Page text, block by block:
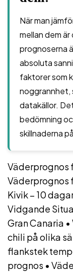
När man
mellan dem
prognoserna
absoluta
faktorer som
noggrannhet,
datakällor.
bedömning
skillnaderna
Väderprognos
Väderprognos
Kivik – 10
Vidgande
Gran Canaria •
chili på olika
flankstek
prognos •